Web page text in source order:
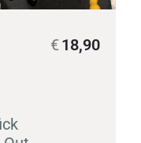
18,90
€